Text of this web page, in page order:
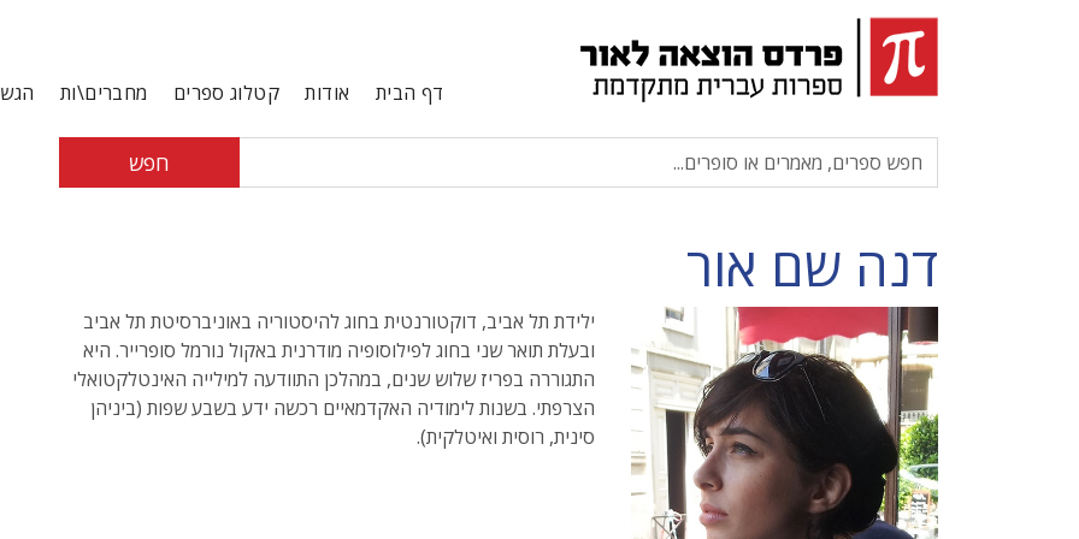
דף הבית אודות קטלוג ספרים מחברים\ות
חפש
דנה שם אור
ילידת תל אביב, דוקטורנטית בחוג להיסטוריה באוניברסיטת תל אביב
ובעלת תואר שני בחוג לפילוסופיה מודרנית באקול נורמל סופרייר. היא
התגוררה בפריז שלוש שנים, במהלכן התוודעה למילייה האינטלקטואלי
הצרפתי. בשנות לימודיה האקדמאיים רכשה ידע בשבע שפות (ביניהן
סינית, רוסית ואיטלקית).